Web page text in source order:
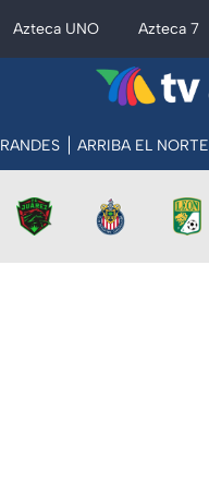
Azteca UNO Azteca 7
ARRIBA EL NORTE